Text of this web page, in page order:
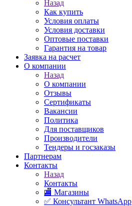
Назад
Как купить
Условия оплаты
Условия доставки
Оптовые поставки
Гарантия на товар
Заявка на расчет
О компании
Назад
О компании
Отзывы
Сертификаты
Вакансии
Политика
Для поставщиков
Производители
Тендеры и госзаказы
Партнерам
Контакты
Назад
Контакты
🏬 Магазины
✅️ Консультант WhatsApp